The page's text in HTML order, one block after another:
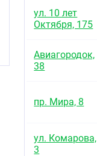
ул. 10 лет
Октября, 175
Авиагородок,
38
пр. Мира, 8
ул. Комарова,
3